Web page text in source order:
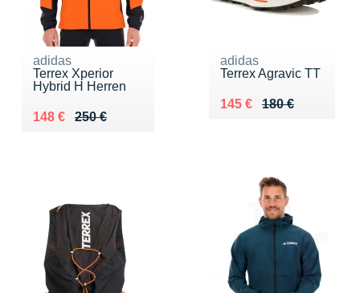
adidas
Terrex Xperior
Hybrid H Herren
250 €
Au lieu de 250 €
148 €
Vendu 148 €
adidas
Terrex Agravic TT
180 €
Au lieu de 180 €
145 €
Vendu 145 €